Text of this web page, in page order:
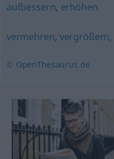
aufbessern, erhöhen
vermehren, vergrößern,
© OpenThesaurus.de